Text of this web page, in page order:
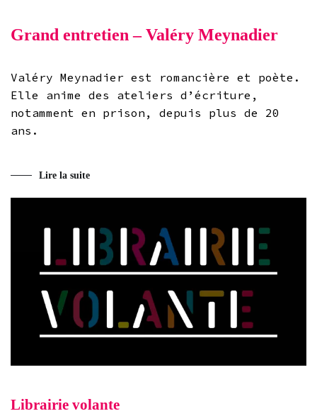
Grand entretien – Valéry Meynadier
Valéry Meynadier est romancière et poète.
Elle anime des ateliers d’écriture,
notamment en prison, depuis plus de 20
ans.
Lire la suite
Librairie volante